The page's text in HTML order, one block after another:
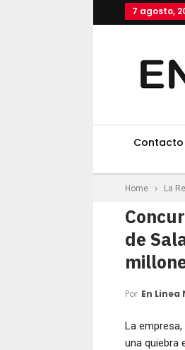
7 agosto,
Contacto
Home La
de
Por En
La
una quiebra